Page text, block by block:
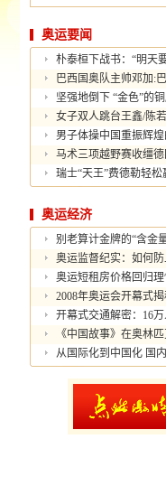
奥运要闻
朴泰桓下战书：“明天
巴西国奥队主帅邓加:
坚强地倒下 “金色”的
女子双人跳台王鑫/陈
男子体操中国重振辉
马术三项越野赛收缰
瑞士“天王”费德勒轻
奥运经济
别老算计金牌的“含金
奥运监督纪实：如何
奥运短租房价格回归理
2008年奥运会开幕式揭
开幕式交通解密：16
《中国故事》在奥林
从国际化到中国化 国